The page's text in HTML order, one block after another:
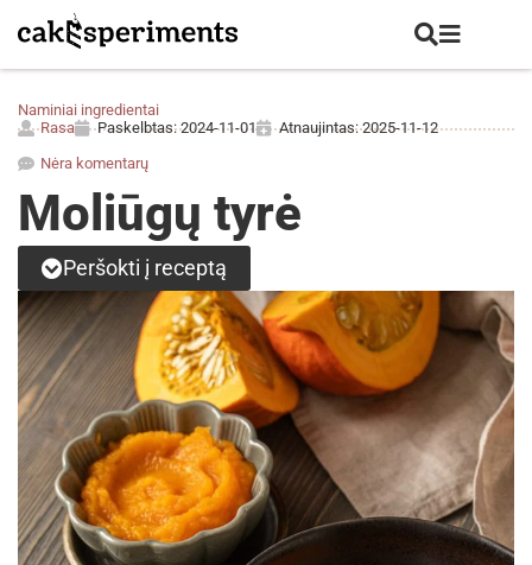
Naminiai ingredientai
Rasa
Paskelbtas: 2024-11-01
Atnaujintas: 2025-11-12
Nėra komentarų
Moliūgų tyrė
Peršokti į receptą